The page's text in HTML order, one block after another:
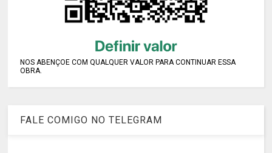
NOS ABENÇOE COM QUALQUER VALOR PARA CONTINUAR ESSA
OBRA.
FALE COMIGO NO TELEGRAM